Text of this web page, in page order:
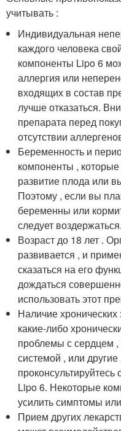
учитывать :
Индивидуальная
каждого человека
компоненты Lipo 6
аллергия или
входящих в состав
лучше отказаться.
препарата перед
отсутствии
Беременность и
компоненты ,
развитие плода или
Поэтому , если вы
беременны или
следует воздержаться.
Возраст до 18 лет .
развивается , и
сказаться на его
дождаться
использовать этот
Наличие
какие-либо
проблемы с сердцем
системой , или другие
Lipo 6. Некоторые
усилить симптомы
Прием других